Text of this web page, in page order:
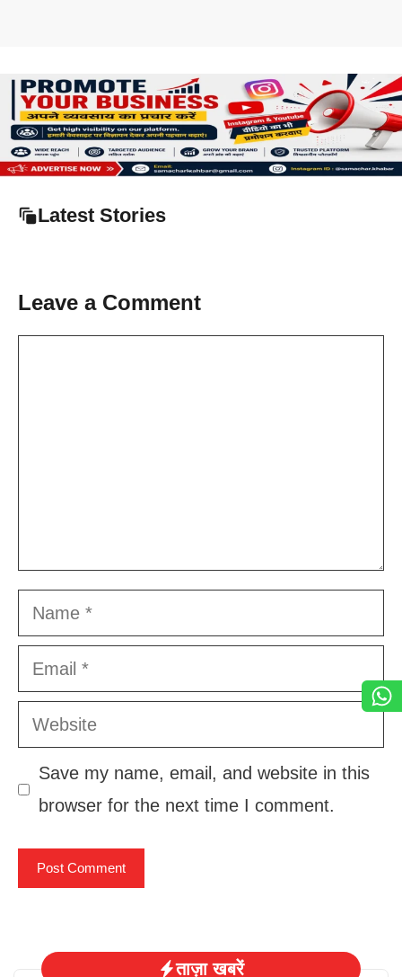
Latest Stories
Leave a Comment
Name
Email
Website
Save my name, email, and website in this
browser for the next time I comment.
ताज़ा खबरें